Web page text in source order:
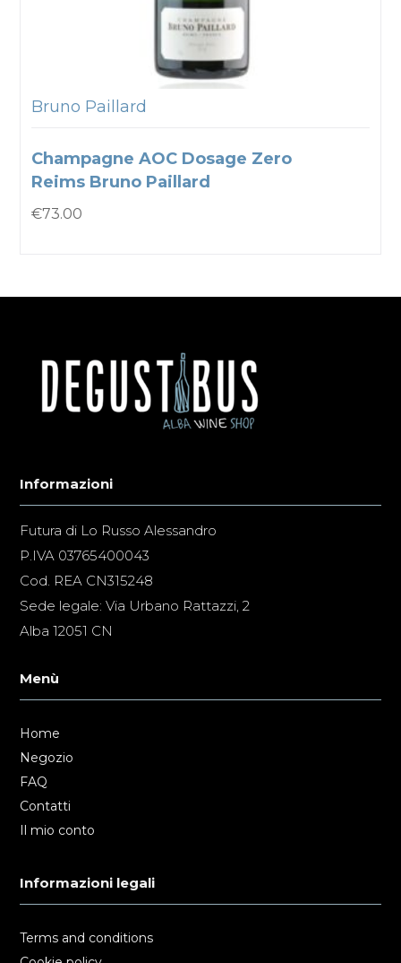
Bruno Paillard
Champagne AOC Dosage Zero
Reims Bruno Paillard
€73.00
Informazioni
Futura di Lo Russo Alessandro
P.IVA 03765400043
Cod. REA CN315248
Sede legale: Via Urbano Rattazzi, 2
Alba 12051 CN
Menù
Home
Negozio
FAQ
Contatti
Il mio conto
Informazioni legali
Terms and conditions